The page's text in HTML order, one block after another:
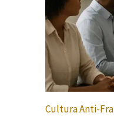
Cultura Anti-